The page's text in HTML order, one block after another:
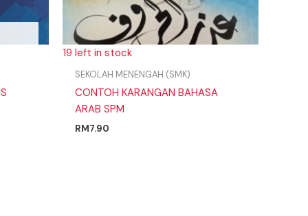
19 left in stock
SEKOLAH MENENGAH (SMK)
CONTOH KARANGAN BAHASA
ARAB SPM
RM7.90